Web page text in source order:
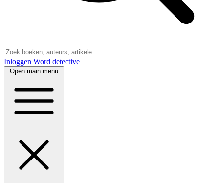
Inloggen Word detective
Open main menu